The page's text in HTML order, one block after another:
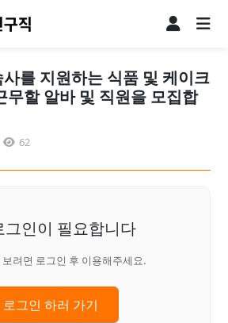
를 지원하는 식품 및 케이크
무할 알바 및 직원을 모집합
62
그인이 필요합니다
려면 로그인 후 이용해주세요.
로그인 하러 가기